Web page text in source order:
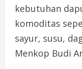
kebutuhan
komoditas
sayur, susu,
Menkop Budi